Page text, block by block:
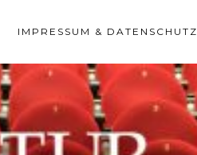
IMPRESSUM & DATENSCHUTZ